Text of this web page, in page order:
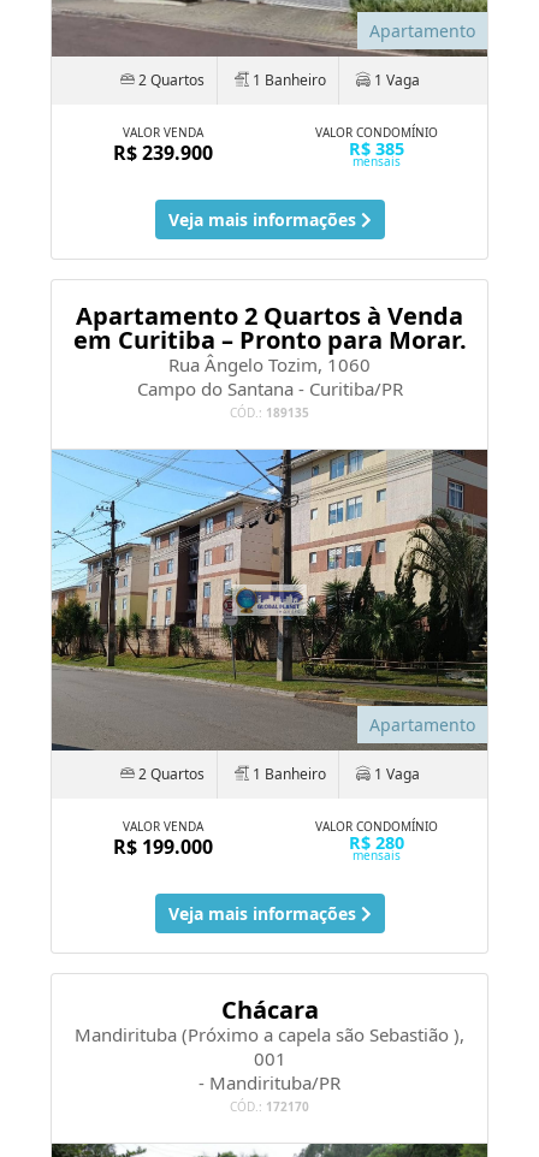
Apartamento
2 Quartos 1 Banheiro 1 Vaga
VALOR VENDA
R$ 239.900
VALOR CONDOMÍNIO
R$ 385
mensais
Veja mais informações
Apartamento 2 Quartos à Venda
em Curitiba – Pronto para Morar.
Rua Ângelo Tozim, 1060
Campo do Santana - Curitiba/PR
CÓD.: 189135
Apartamento
2 Quartos 1 Banheiro 1 Vaga
VALOR VENDA
R$ 199.000
VALOR CONDOMÍNIO
R$ 280
mensais
Veja mais informações
Chácara
Mandirituba (Próximo a capela são Sebastião ),
001
- Mandirituba/PR
CÓD.: 172170